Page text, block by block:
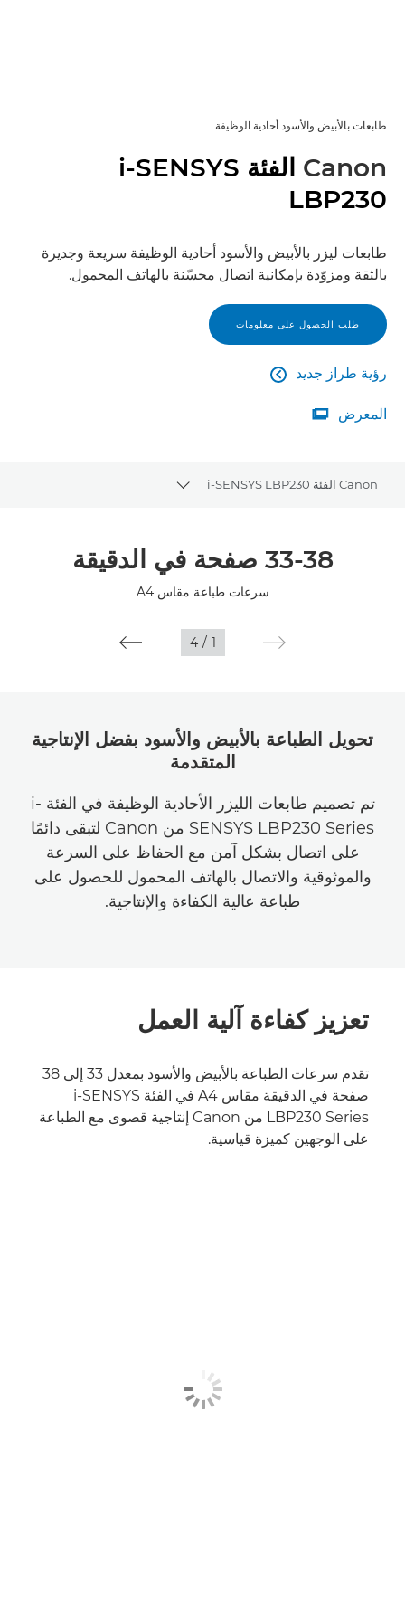
طابعات بالأبيض والأسود أحادية الوظيفة
Canon
الفئة i-SENSYS
LBP230
طابعات ليزر بالأبيض والأسود أحادية الوظيفة سريعة وجديرة
بالثقة ومزوّدة بإمكانية اتصال محسّنة بالهاتف المحمول.
طلب الحصول على معلومات
رؤية طراز جديد
رؤية طراز جديد

المعرض
المعرض

Canon الفئة i-SENSYS LBP230
Toggle breadcrumbs
33-38 صفحة في الدقيقة
سرعات طباعة مقاس A4
1
/
4
تحويل الطباعة بالأبيض والأسود بفضل الإنتاجية
المتقدمة
تم تصميم طابعات الليزر الأحادية الوظيفة في الفئة i-
SENSYS LBP230 Series من Canon لتبقى دائمًا
على اتصال بشكل آمن مع الحفاظ على السرعة
والموثوقية والاتصال بالهاتف المحمول للحصول على
طباعة عالية الكفاءة والإنتاجية.
تعزيز كفاءة آلية العمل
تقدم سرعات الطباعة بالأبيض والأسود بمعدل 33 إلى 38
صفحة في الدقيقة مقاس A4 في الفئة i-SENSYS
LBP230 Series من Canon إنتاجية قصوى مع الطباعة
على الوجهين كميزة قياسية.